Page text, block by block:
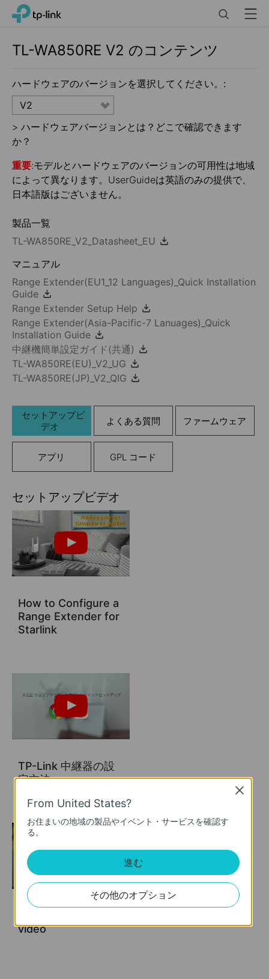
ClickTP-Link, Reliably Smart Menu
TL-WA850RE V2 のコンテンツ
ハードウェアのバージョンを選択してください。:
V2
> ハードウェアバージョンとは？どこで確認できます
か？
重要:モデルとハードウェアのバージョンの可用性は地域
によって異なります。UserGuideは英語のみの提供で、
日本語版はございません。
製品一覧
TL-WA850RE_V2_Datasheet_EU
マニュアル
Range Extender(EU1_12 Languages)_Quick Installation
Guide
Range Extender Setup Help
Range Extender(Asia-Pacific-7 Lanuages)_Quick
Installation Guide
中継機簡単設定ガイド(共通)
TL-WA850RE(EU)_V2_UG
TL-WA850RE(JP)_V2_QIG
セットアップビ
デオ
よくある質問 ファームウェア
アプリ GPL コード
セットアップビデオ
How to Configure a
Range Extender for
Starlink
TP-Link 中継器の設
定方法
video
From United States?
お住まいの地域の製品やイベント・サービスを確認す
る。
進む
その他のオプション
Close